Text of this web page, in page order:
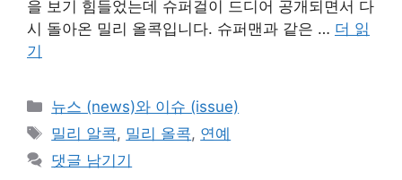
을 보기 힘들었는데 슈퍼걸이 드디어 공개되면서 다
시 돌아온 밀리 올콕입니다. 슈퍼맨과 같은 … 더 읽
기
카
테
리
뉴스 (news)와 이슈 (issue)
태
그
밀리 알콕, 밀리 올콕, 연예
댓글 남기기